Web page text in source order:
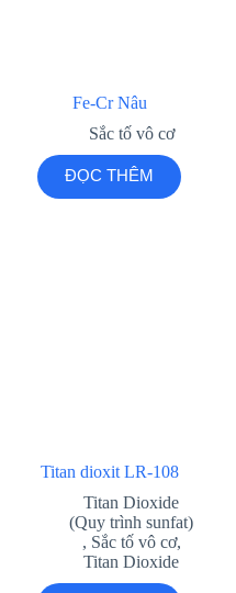
Fe-Cr Nâu
Sắc tố vô cơ
ĐỌC THÊM
Titan dioxit LR-108
Titan Dioxide
(Quy trình sunfat)
, Sắc tố vô cơ,
Titan Dioxide